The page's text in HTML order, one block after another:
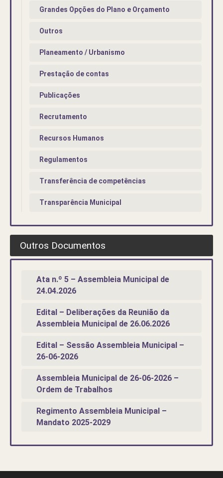
Grandes Opções do Plano e Orçamento
Outros
Planeamento / Urbanismo
Prestação de contas
Publicações
Recrutamento
Recursos Humanos
Regulamentos
Transferência de competências
Transparência Municipal
Outros Documentos
Ata n.º 5 – Assembleia Municipal de
24.04.2026
Edital – Deliberações da Reunião da
Assembleia Municipal de 26.06.2026
Edital – Sessão Assembleia Municipal –
26-06-2026
Assembleia Municipal de 26-06-2026 –
Ordem de Trabalhos
Regimento Assembleia Municipal –
Mandato 2025-2029